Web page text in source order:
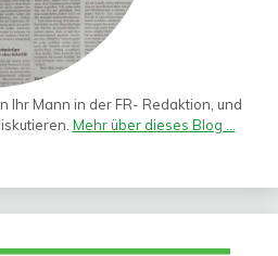
Ihr Mann in der FR- Redaktion, und
Mehr über dieses Blog ...